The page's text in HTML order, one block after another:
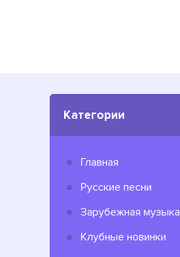
Категории
Главная
Русские песни
Зарубежная музыка
Клубные новинки